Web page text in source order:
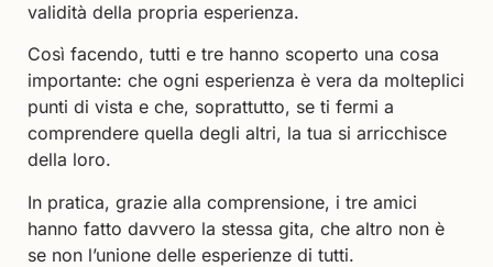
validità della propria esperienza.
Così facendo, tutti e tre hanno scoperto una cosa
importante: che ogni esperienza è vera da molteplici
punti di vista e che, soprattutto, se ti fermi a
comprendere quella degli altri, la tua si arricchisce
della loro.
In pratica, grazie alla comprensione, i tre amici
hanno fatto davvero la stessa gita, che altro non è
se non l’unione delle esperienze di tutti.